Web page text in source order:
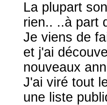
La plupart
rien.. ..à part
Je viens de
et j'ai
nouveaux
J'ai viré tout
une liste